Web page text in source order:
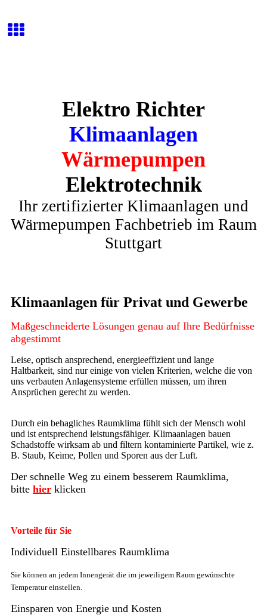
Elektro Richter
Klimaanlagen
Wärmepumpen
Elektrotechnik
Ihr zertifizierter Klimaanlagen und
Wärmepumpen Fachbetrieb im Raum
Stuttgart
Klimaanlagen für Privat und Gewerbe
Maßgeschneiderte Lösungen genau auf Ihre Bedürfnisse
abgestimmt
Leise, optisch ansprechend, energieeffizient und lange
Haltbarkeit, sind nur einige von vielen Kriterien, welche die von
uns verbauten Anlagensysteme erfüllen müssen, um ihren
Ansprüchen gerecht zu werden.
Durch ein behagliches Raumklima fühlt sich der Mensch wohl
und ist entsprechend leistungsfähiger. Klimaanlagen bauen
Schadstoffe wirksam ab und filtern kontaminierte Partikel, wie z.
B. Staub, Keime, Pollen und Sporen aus der Luft.
Der schnelle Weg zu einem besserem Raumklima,
bitte hier klicken
Vorteile für Sie
Individuell Einstellbares Raumklima
Sie können an jedem Innengerät die im jeweiligem Raum gewünschte
Temperatur einstellen.
Einsparen von Energie und Kosten